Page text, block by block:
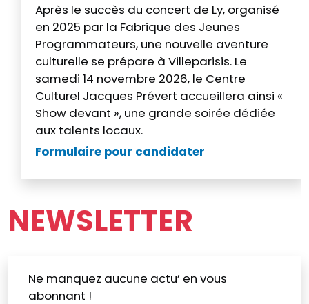
Après le succès du concert de Ly, organisé
en 2025 par la Fabrique des Jeunes
Programmateurs, une nouvelle aventure
culturelle se prépare à Villeparisis. Le
samedi 14 novembre 2026, le Centre
Culturel Jacques Prévert accueillera ainsi «
Show devant », une grande soirée dédiée
aux talents locaux.
Formulaire pour candidater
NEWSLETTER
Ne manquez aucune actu’ en vous
abonnant !